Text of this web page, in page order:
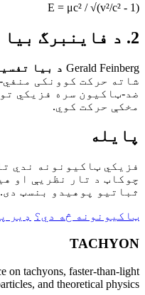
E = μc² / √(v²/c² - 1)
2. د فاینبرگ بیا تفسیر اصل
Gerald Feinberg د بیا
شاته حرکت کوونکی
ضد-ټاکیون سره فزیکي
مخکې حرکت کوي.
پایله
فزیکي ټاکیونونه ندي
چوکاټ د تار نظریې او
ثباتیو پوهیدو بنسټ دی.
ټاکیونونه څه دي؟ ډیر
TACHYON
on tachyons, faster-than-light
and theoretical physics.